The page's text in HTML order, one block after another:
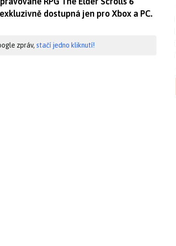
dostupná jen pro Xbox a PC.
zpráv, stačí jedno kliknutí!